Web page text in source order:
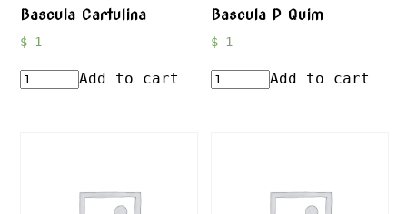
Bascula Cartulina
$1
Add to cart
Bascula P Quim
$ 1
Add to cart